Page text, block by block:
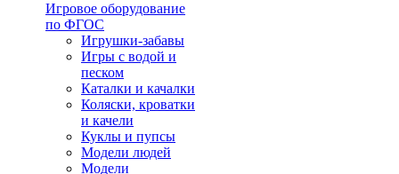
Игровое оборудование
по ФГОС
Игрушки-забавы
Игры с водой и
песком
Каталки и качалки
Коляски, кроватки
и качели
Куклы и пупсы
Модели людей
Модели